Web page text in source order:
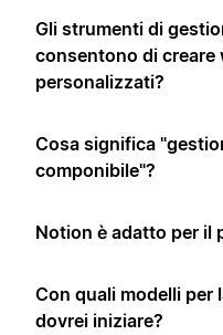
Gli strumenti di
consentono di creare
personalizzati?
Cosa significa
componibile"?
Notion è adatto per il
Con quali modelli per
dovrei iniziare?